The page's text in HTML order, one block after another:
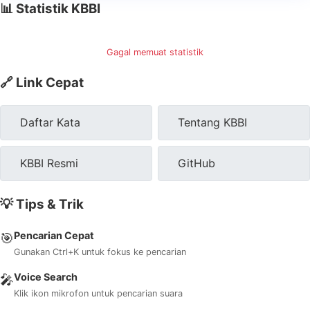
📊 Statistik KBBI
Gagal memuat statistik
🔗 Link Cepat
Daftar Kata Tentang KBBI
KBBI Resmi GitHub
💡 Tips & Trik
🎯Pencarian Cepat
Gunakan Ctrl+K untuk fokus ke pencarian
🎤Voice Search
Klik ikon mikrofon untuk pencarian suara